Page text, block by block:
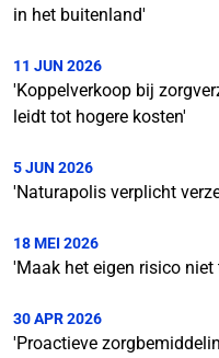
in het buitenland'
11 JUN 2026
'Koppelverkoop bij
leidt tot hogere kosten'
5 JUN 2026
'Naturapolis verplicht
18 MEI 2026
'Maak het eigen risico niet
30 APR 2026
'Proactieve